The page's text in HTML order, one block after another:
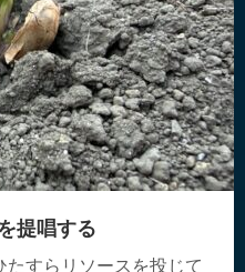
提唱する
すらリソースを投じて